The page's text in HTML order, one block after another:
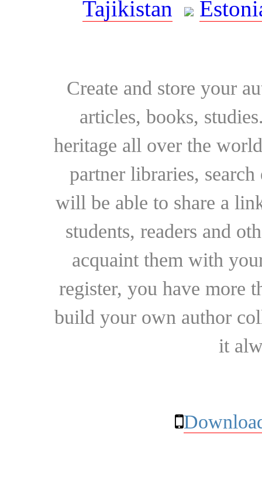
Tajikistan
Create and store your
articles, books,
heritage all over the
partner libraries,
will be able to share a
students, readers and
acquaint them with
register, you have more
build your own author
it